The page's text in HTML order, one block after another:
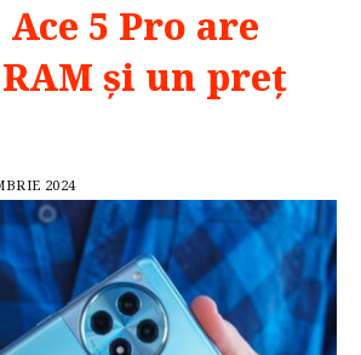
5 Pro are
RAM și un preț
2024